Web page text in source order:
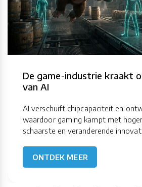
De game-industrie kraakt
van AI
AI verschuift chipcapaciteit en
waardoor gaming kampt met
schaarste en veranderende
ONTDEK MEER